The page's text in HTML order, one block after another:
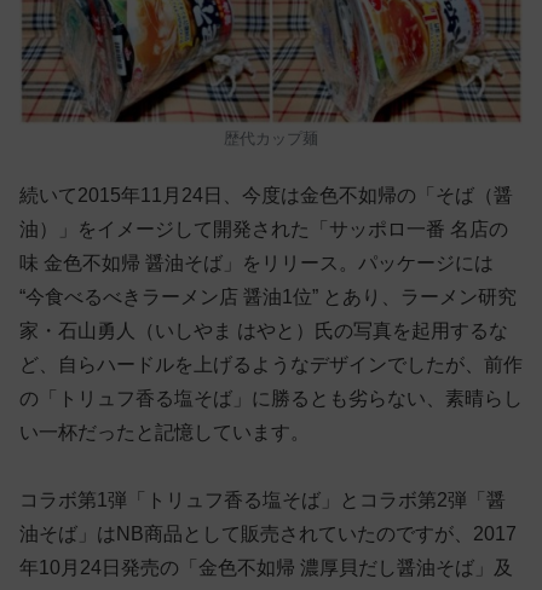
歴代カップ麺
続いて2015年11月24日、今度は金色不如帰の「そば（醤
油）」をイメージして開発された「サッポロ一番 名店の
味 金色不如帰 醤油そば」をリリース。パッケージには
“今食べるべきラーメン店 醤油1位” とあり、ラーメン研究
家・石山勇人（いしやま はやと）氏の写真を起用するな
ど、自らハードルを上げるようなデザインでしたが、前作
の「トリュフ香る塩そば」に勝るとも劣らない、素晴らし
い一杯だったと記憶しています。
コラボ第1弾「トリュフ香る塩そば」とコラボ第2弾「醤
油そば」はNB商品として販売されていたのですが、2017
年10月24日発売の「金色不如帰 濃厚貝だし醤油そば」及